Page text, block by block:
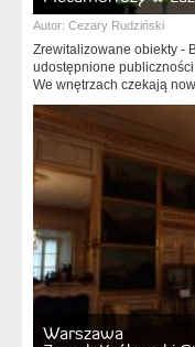
Autor: Cezary Rudziński
Zrewitalizowane obiekty -
udostępnione
We wnętrzach czekają
Warszawa